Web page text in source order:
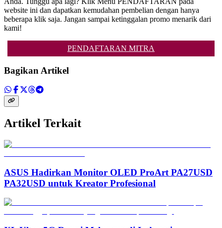
website ini dan dapatkan kemudahan pembelian dengan hanya
beberapa klik saja. Jangan sampai ketinggalan promo menarik dari
kami!
PENDAFTARAN MITRA
Bagikan Artikel
Artikel Terkait
ASUS Hadirkan Monitor OLED ProArt PA27USD
PA32USD untuk Kreator Profesional